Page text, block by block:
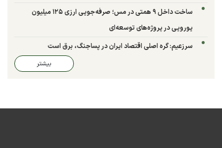
ساخت داخل ۹ همتی در مس؛ صرفه‌جویی ارزی ۱۲۵ میلیون
یورویی در پروژه‌های توسعه‌ای
سرزعیم: گره اصلی اقتصاد ایران در پساجنگ، برق است
بیشتر